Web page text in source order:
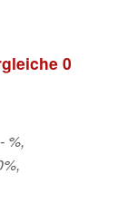
0
%,